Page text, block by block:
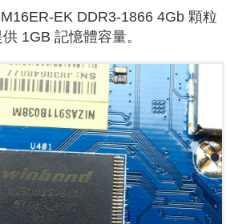
EK DDR3-1866 4Gb 顆粒
1GB 記憶體容量。